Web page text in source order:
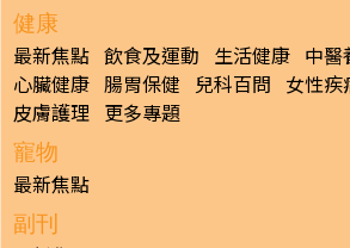
健康
最新焦點 飲食及運動 生活健康 中醫
心臟健康 腸胃保健 兒科百問 女性疾
皮膚護理 更多專題
寵物
最新焦點
副刊